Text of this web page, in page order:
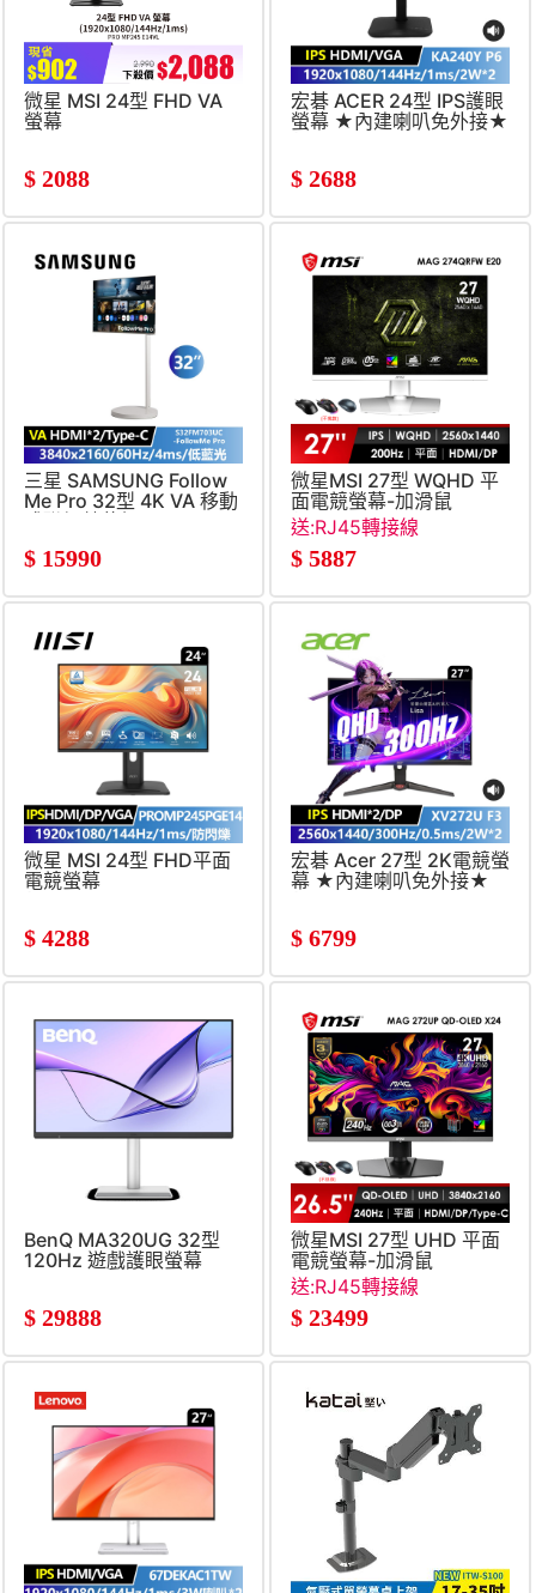
微星 MSI 24型 FHD VA
螢幕
$ 2088
宏碁 ACER 24型 IPS護眼
螢幕 ★內建喇叭免外接★
$ 2688
三星 SAMSUNG Follow
Me Pro 32型 4K VA 移動
式聯網螢幕組
(3840x2160&#47;60Hz&#47;4ms&#47;5W
喇叭*2&#47;可調式支架)
$ 15990
微星MSI 27型 WQHD 平
面電競螢幕-加滑鼠
白色)
送:RJ45轉接線
$ 5887
微星 MSI 24型 FHD平面
電競螢幕
$ 4288
宏碁 Acer 27型 2K電競螢
幕 ★內建喇叭免外接★
$ 6799
BenQ MA320UG 32型
120Hz 遊戲護眼螢幕
$ 29888
微星MSI 27型 UHD 平面
電競螢幕-加滑鼠
OLED)
送:RJ45轉接線
$ 23499